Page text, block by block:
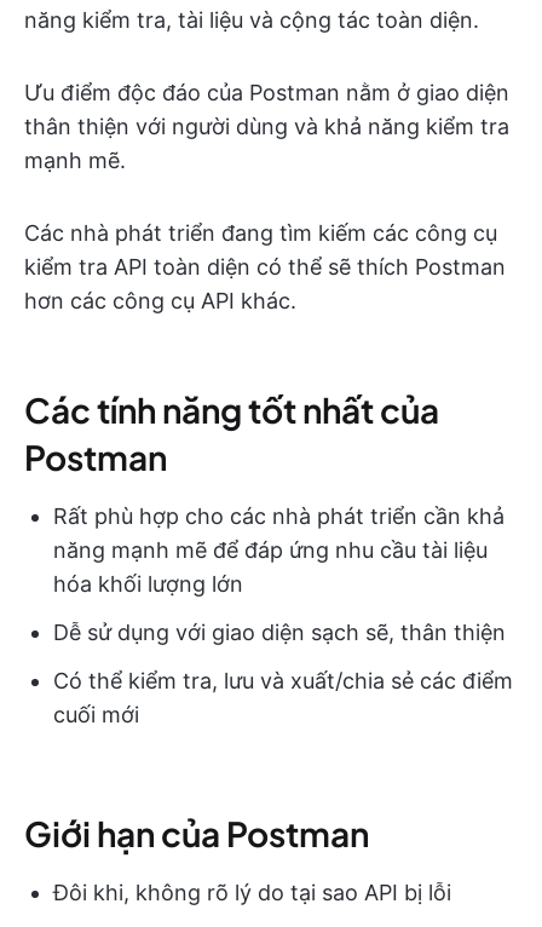
năng kiểm tra, tài liệu và cộng tác toàn diện.
Ưu điểm độc đáo của Postman nằm ở giao diện
thân thiện với người dùng và khả năng kiểm tra
mạnh mẽ.
Các nhà phát triển đang tìm kiếm các công cụ
kiểm tra API toàn diện có thể sẽ thích Postman
hơn các công cụ API khác.
Các tính năng tốt nhất của
Postman
Rất phù hợp cho các nhà phát triển cần khả
năng mạnh mẽ để đáp ứng nhu cầu tài liệu
hóa khối lượng lớn
Dễ sử dụng với giao diện sạch sẽ, thân thiện
Có thể kiểm tra, lưu và xuất/chia sẻ các điểm
cuối mới
Giới hạn của Postman
Đôi khi, không rõ lý do tại sao API bị lỗi